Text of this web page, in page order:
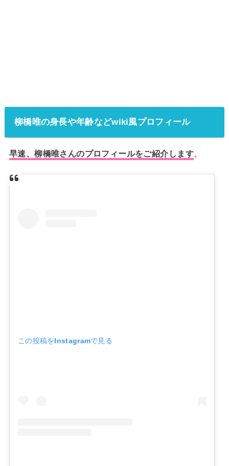
柳橋唯の身長や年齢などwiki風プロフィール
早速、柳橋唯さんのプロフィールをご紹介します。
この投稿をInstagramで見る